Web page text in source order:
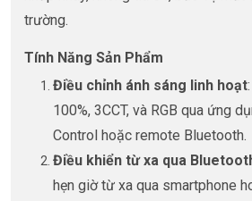
trường.
Tính Năng Sản Phẩm
Điều chỉnh ánh sáng linh hoạt
100%, 3CCT, và RGB qua ứng
Control hoặc remote Bluetooth.
Điều khiển từ xa qua
hẹn giờ từ xa qua smartphone